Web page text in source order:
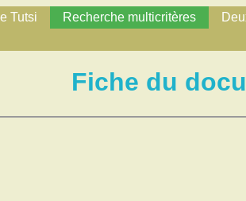
Tutsi Recherche multicritères
Fiche du